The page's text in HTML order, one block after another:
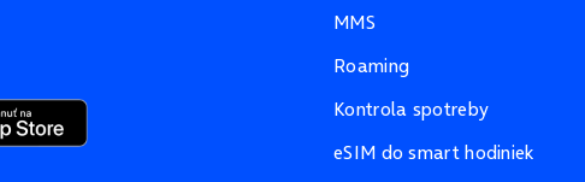
MMS
Roaming
Kontrola spotreby
eSIM do smart hodiniek